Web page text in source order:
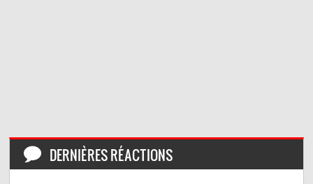
DERNIÈRES RÉACTIONS